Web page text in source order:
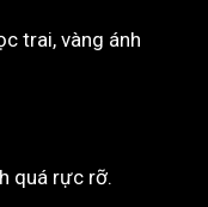
trai, vàng ánh
quá rực rỡ.